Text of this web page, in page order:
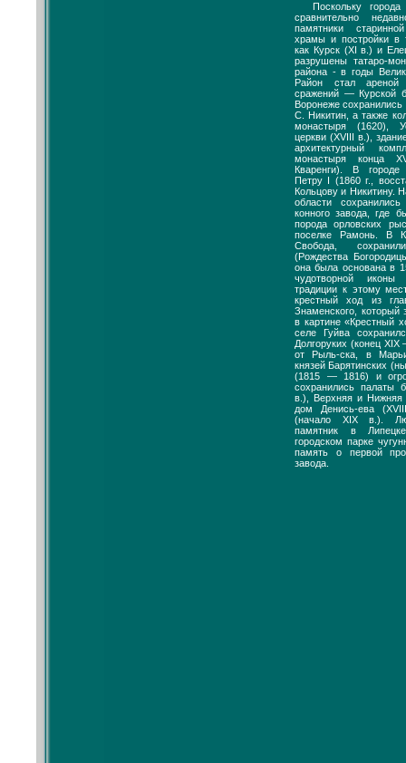
Поскольку
сравнительно
памятники
храмы и постройки в
как Курск (XI в.) и
разрушены татаро-
района - в годы
Район стал ареной
сражений — Курской
Воронеже
С. Никитин, а также
монастыря (1620),
церкви (XVIII в.),
архитектурный
монастыря конца
Кваренги). В городе
Петру I (1860 г.,
Кольцову и Никитину.
области
конного завода, где
порода орловских
поселке Рамонь. В
Свобода,
(Рождества
она была основана в
чудотворной
традиции к этому
крестный ход из
Знаменского,
в картине «Крестный
селе Гуйва
Долгоруких (конец
от Рыль-ска, в
князей Барятинских
(1815 — 1816) и
сохранились палаты
в.), Верхняя и Нижняя
дом Денись-ева
(начало XIX в.).
памятник в
городском парке
память о первой
завода.